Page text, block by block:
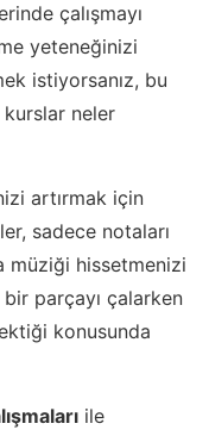
çalışmayı
yeteneğinizi
istiyorsanız, bu
neler
artırmak için
sadece notaları
müziği hissetmenizi
bir parçayı çalarken
konusunda
ile